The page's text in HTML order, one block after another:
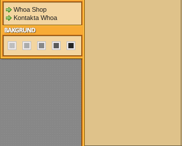
Whoa Shop
Kontakta Whoa